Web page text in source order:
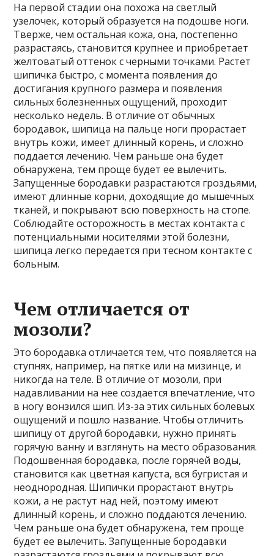
На первой стадии она похожа на светлый
узелочек, который образуется на подошве ноги.
Тверже, чем остальная кожа, она, постепенно
разрастаясь, становится крупнее и приобретает
желтоватый оттенок с черными точками. Растет
шипичка быстро, с момента появления до
достигания крупного размера и появления
сильных болезненных ощущений, проходит
несколько недель. В отличие от обычных
бородавок, шипица на пальце ноги прорастает
внутрь кожи, имеет длинный корень, и сложно
поддается лечению. Чем раньше она будет
обнаружена, тем проще будет ее вылечить.
Запущенные бородавки разрастаются гроздьями,
имеют длинные корни, доходящие до мышечных
тканей, и покрывают всю поверхность на стопе.
Соблюдайте осторожность в местах контакта с
потенциальными носителями этой болезни,
шипица легко передается при тесном контакте с
больным.
Чем отличается от
мозоли?
Это бородавка отличается тем, что появляется на
ступнях, например, на пятке или на мизинце, и
никогда на теле. В отличие от мозоли, при
надавливании на нее создается впечатление, что
в ногу вонзился шип. Из-за этих сильных болевых
ощущений и пошло название. Чтобы отличить
шипицу от другой бородавки, нужно принять
горячую ванну и взглянуть на место образования.
Подошвенная бородавка, после горячей воды,
становится как цветная капуста, вся бугристая и
неоднородная. Шипички прорастают внутрь
кожи, а не растут над ней, поэтому имеют
длинный корень, и сложно поддаются лечению.
Чем раньше она будет обнаружена, тем проще
будет ее вылечить. Запущенные бородавки